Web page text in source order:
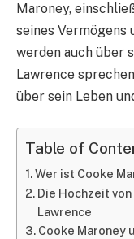
Maroney,
seines Vermögens
werden auch über
Lawrence
über sein Leben
Table of
Wer ist Cooke
Die Hochzeit
Lawrence
Cooke Maroney